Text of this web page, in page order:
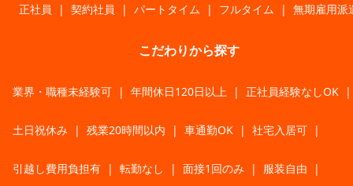
正社員 | 契約社員 | パートタイム | フルタイム | 無期雇用派
こだわりから探す
業界・職種未経験可 | 年間休日120日以上 | 正社員経験なしOK |
土日祝休み | 残業20時間以内 | 車通勤OK | 社宅入居可 |
引越し費用負担有 | 転勤なし | 面接1回のみ | 服装自由 |